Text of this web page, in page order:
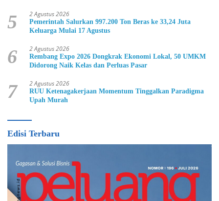
5 2 Agustus 2026
Pemerintah Salurkan 997.200 Ton Beras ke 33,24 Juta
Keluarga Mulai 17 Agustus
6 2 Agustus 2026
Rembang Expo 2026 Dongkrak Ekonomi Lokal, 50 UMKM
Didorong Naik Kelas dan Perluas Pasar
7 2 Agustus 2026
RUU Ketenagakerjaan Momentum Tinggalkan Paradigma
Upah Murah
Edisi Terbaru